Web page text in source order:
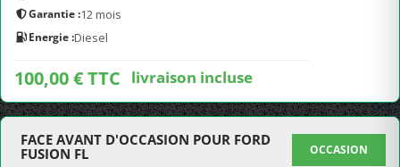
Garantie :12 mois
Energie :Diesel
100,00 € TTC livraison incluse
FACE AVANT D'OCCASION POUR FORD
FUSION FL
OCCASION